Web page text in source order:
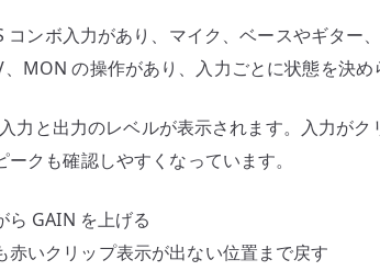
コンボ入力があり、マイク、ベースやギター
MON の操作があり、入力ごとに状態を決め
力と出力のレベルが表示されます。入力が
クも確認しやすくなっています。
ら GAIN を上げる
赤いクリップ表示が出ない位置まで戻す